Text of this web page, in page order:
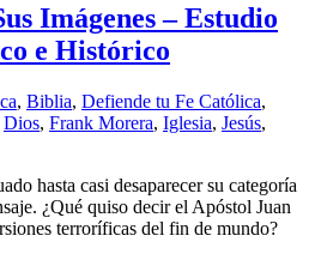
Imágenes – Estudio
e Histórico
, Biblia, Defiende tu Fe Católica,
Dios, Frank Morera, Iglesia, Jesús,
hasta casi desaparecer su categoría
¿Qué quiso decir el Apóstol Juan
terroríficas del fin de mundo?